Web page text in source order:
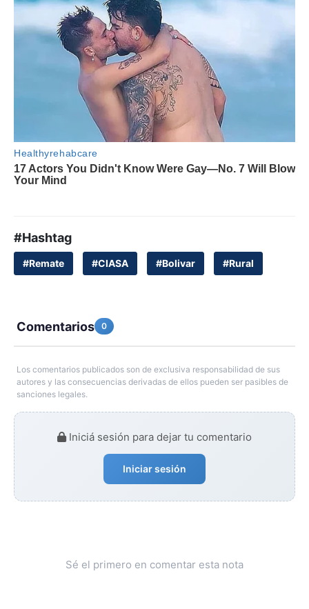
#Hashtag
#Remate #CIASA #Bolivar #Rural
Comentarios 0
Los comentarios publicados son de exclusiva responsabilidad de sus
autores y las consecuencias derivadas de ellos pueden ser pasibles de
sanciones legales.
Iniciá sesión para dejar tu comentario
Iniciar sesión
Sé el primero en comentar esta nota